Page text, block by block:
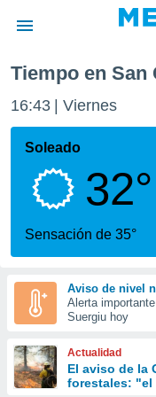
de
ha
calidad.
a este
las
y
forma
digital
basada
Tiempo en San
16:43 Viernes
Soleado
32°
Sensación de 35°
Aviso de nivel
Alerta
Suergiu hoy
Actualidad
El aviso de la
forestales: "el